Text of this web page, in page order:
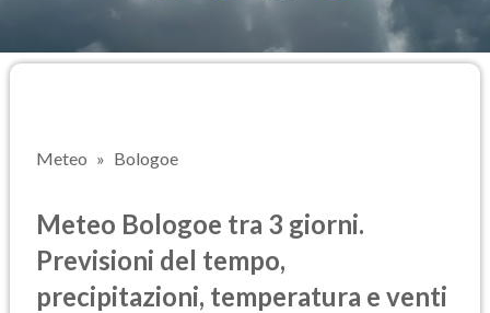
Meteo Bologoe
Meteo Bologoe tra 3 giorni.
Previsioni del tempo,
precipitazioni, temperatura e venti